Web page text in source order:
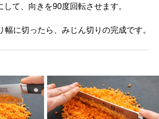
して、向きを90度回転させます。
幅に切ったら、みじん切りの完成です。